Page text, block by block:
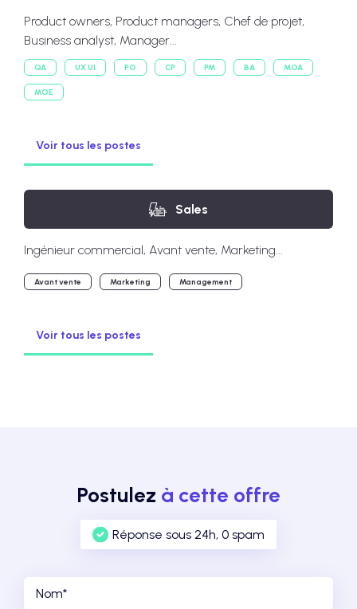
Product owners, Product managers, Chef de projet,
Business analyst, Manager...
QA UX UI PO CP PM BA MOA
MOE
Voir tous les postes
Sales
Ingénieur commercial, Avant vente, Marketing...
Avant vente Marketing Management
Voir tous les postes
Postulez à cette offre
Réponse sous 24h, 0 spam